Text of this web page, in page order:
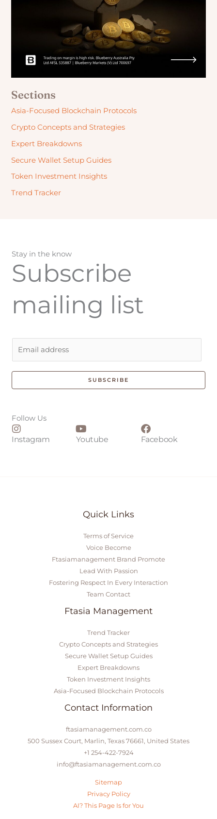
Sections
Asia-Focused Blockchain Protocols
Crypto Concepts and Strategies
Expert Breakdowns
Secure Wallet Setup Guides
Token Investment Insights
Trend Tracker
Stay in the know
Subscribe
mailing list
m
l
SUBSCRIBE
Follow Us
Instagram Youtube Facebook
Quick Links
Terms of Service
Voice Become
Ftasiamanagement Brand Promote
Lead With Passion
Fostering Respect In Every Interaction
Team Contact
Ftasia Management
Trend Tracker
Crypto Concepts and Strategies
Secure Wallet Setup Guides
Expert Breakdowns
Token Investment Insights
Asia-Focused Blockchain Protocols
Contact Information
ftasiamanagement.com.co
500 Sussex Court, Marlin, Texas 76661, United States
+1 254-422-7924
info@ftasiamanagement.com.co
Sitemap
Privacy Policy
AI? This Page Is for You